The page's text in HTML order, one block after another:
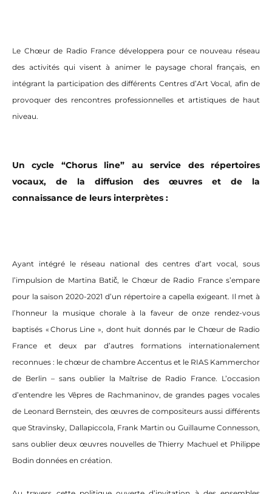
Le Chœur de Radio France développera pour ce nouveau réseau
des activités qui visent à animer le paysage choral français, en
intégrant la participation des différents Centres d’Art Vocal, afin de
provoquer des rencontres professionnelles et artistiques de haut
niveau.
Un cycle “Chorus line” au service des répertoires
vocaux, de la diffusion des œuvres et de la
connaissance de leurs interprètes :
Ayant intégré le réseau national des centres d’art vocal, sous
l’impulsion de Martina Batič, le Chœur de Radio France s’empare
pour la saison 2020-2021 d’un répertoire a capella exigeant. Il met à
l’honneur la musique chorale à la faveur de onze rendez-vous
baptisés « Chorus Line », dont huit donnés par le Chœur de Radio
France et deux par d’autres formations internationalement
reconnues : le chœur de chambre Accentus et le RIAS Kammerchor
de Berlin – sans oublier la Maîtrise de Radio France. L’occasion
d’entendre les Vêpres de Rachmaninov, de grandes pages vocales
de Leonard Bernstein, des œuvres de compositeurs aussi différents
que Stravinsky, Dallapiccola, Frank Martin ou Guillaume Connesson,
sans oublier deux œuvres nouvelles de Thierry Machuel et Philippe
Bodin données en création.